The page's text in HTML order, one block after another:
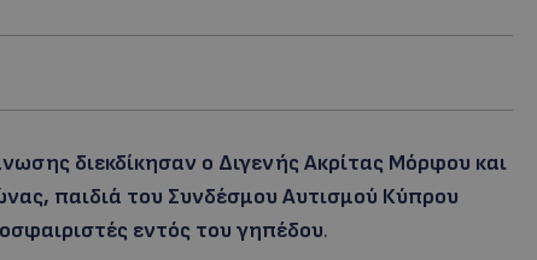
διεκδίκησαν ο Διγενής Ακρίτας Μόρφου και
παιδιά του Συνδέσμου Αυτισμού Κύπρου
εντός του γηπέδου.